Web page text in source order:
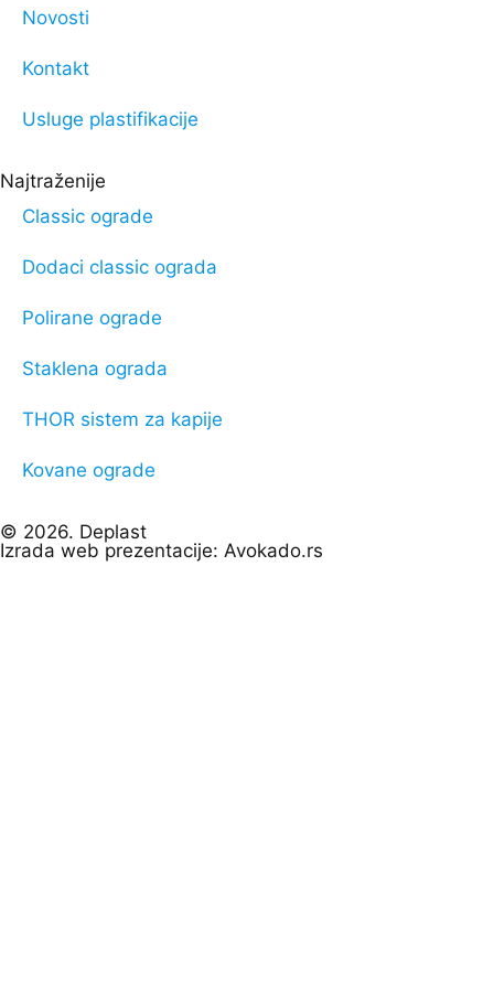
Novosti
Kontakt
Usluge plastifikacije
Najtraženije
Classic ograde
Dodaci classic ograda
Polirane ograde
Staklena ograda
THOR sistem za kapije
Kovane ograde
© 2026. Deplast
Izrada web prezentacije: Avokado.rs